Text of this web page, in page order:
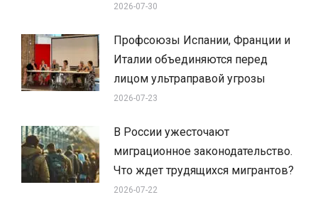
2026-07-30
Профсоюзы Испании, Франции и
Италии объединяются перед
лицом ультраправой угрозы
2026-07-23
В России ужесточают
миграционное законодательство.
Что ждет трудящихся мигрантов?
2026-07-22